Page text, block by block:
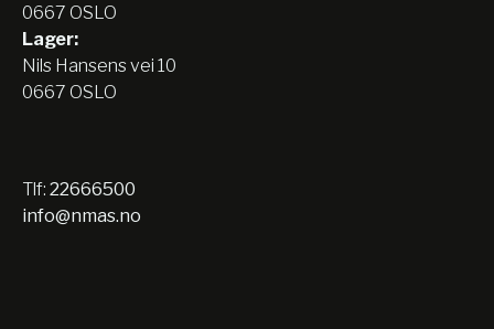
0667 OSLO
Lager:
Nils Hansens vei 10
0667 OSLO
Tlf: 22666500
info@nmas.no